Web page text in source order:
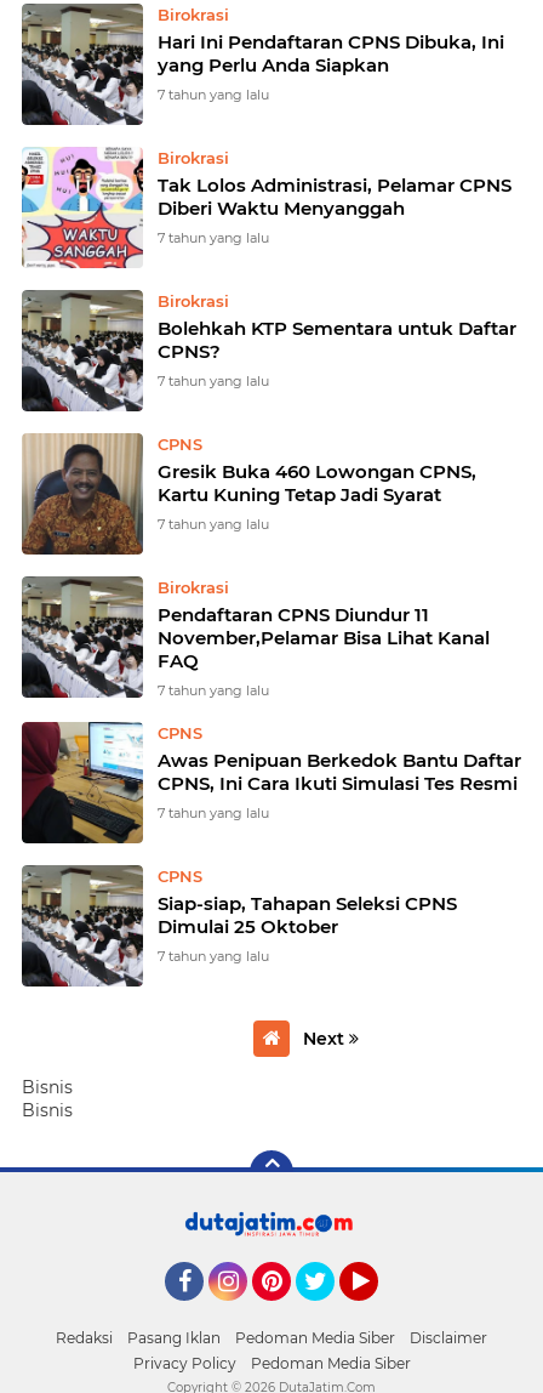
Birokrasi
Hari Ini Pendaftaran CPNS Dibuka, Ini
yang Perlu Anda Siapkan
7 tahun yang lalu
Birokrasi
Tak Lolos Administrasi, Pelamar CPNS
Diberi Waktu Menyanggah
7 tahun yang lalu
Birokrasi
Bolehkah KTP Sementara untuk Daftar
CPNS?
7 tahun yang lalu
CPNS
Gresik Buka 460 Lowongan CPNS,
Kartu Kuning Tetap Jadi Syarat
7 tahun yang lalu
Birokrasi
Pendaftaran CPNS Diundur 11
November,Pelamar Bisa Lihat Kanal
FAQ
7 tahun yang lalu
CPNS
Awas Penipuan Berkedok Bantu Daftar
CPNS, Ini Cara Ikuti Simulasi Tes Resmi
7 tahun yang lalu
CPNS
Siap-siap, Tahapan Seleksi CPNS
Dimulai 25 Oktober
7 tahun yang lalu
Next
Bisnis
Bisnis
Redaksi Pasang Iklan Pedoman Media Siber
Disclaimer
Privacy Policy
Pedoman Media Siber
Copyright © 2026 DutaJatim.Com